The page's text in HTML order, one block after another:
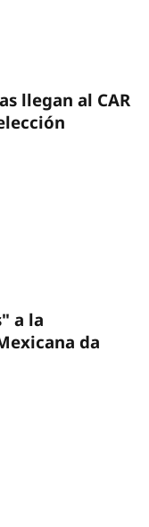
llegan al CAR
a la
da